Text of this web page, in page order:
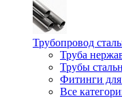
Трубопровод
Труба
Трубы
Фитинги
Все